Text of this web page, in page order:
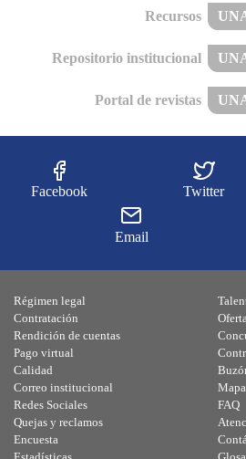
Recursos
Repositorio institucional
Portal de revistas
Facebook Twitter
Email
Régimen legal
Contratación
Rendición de cuentas
Pago virtual
Calidad
Correo institucional
Redes Sociales
Quejas y reclamos
Encuesta
FAQ